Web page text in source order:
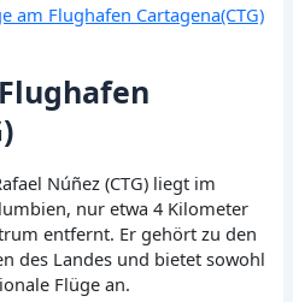
am Flughafen Cartagena(CTG)
Núñez (CTG) liegt im
nur etwa 4 Kilometer
entfernt. Er gehört zu den
des Landes und bietet sowohl
Flüge an.